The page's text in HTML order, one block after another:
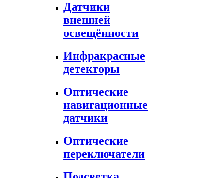
Датчики
внешней
освещённости
Инфракрасные
детекторы
Оптические
навигационные
датчики
Оптические
переключатели